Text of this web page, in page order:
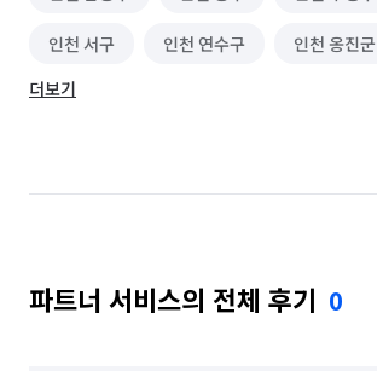
인천 서구 인천 연수구 인천 옹진군
인천 중구
더보기
파트너 서비스의 전체 후기 0